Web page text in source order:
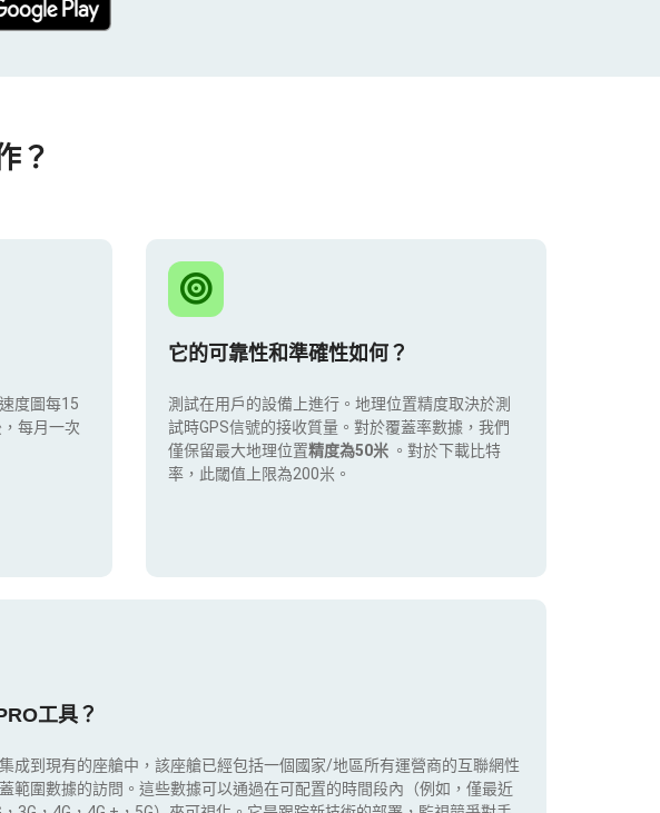
？
度圖每15
每月一次
它的可靠性和準確性如何？
測試在用戶的設備上進行。地理位置精度取決於測
試時GPS信號的接收質量。對於覆蓋率數據，我們
僅保留最大地理位置精度為50米 。對於下載比特
率，此閾值上限為200米。
工具？
成到現有的座艙中，該座艙已經包括一個國家/地區所有運營商的互聯網性
範圍數據的訪問。這些數據可以通過在可配置的時間段內（例如，僅最近